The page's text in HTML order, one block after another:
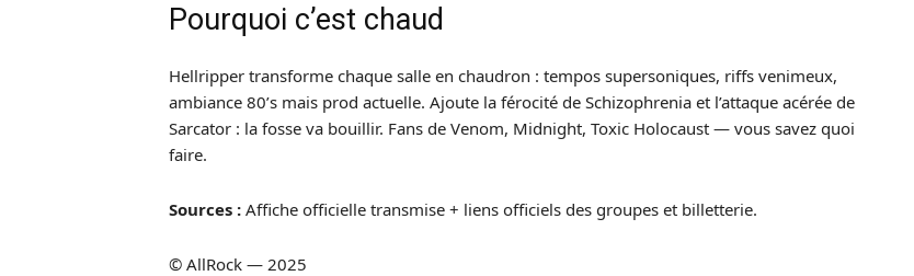
Pourquoi c’est chaud
Hellripper transforme chaque salle en chaudron : tempos supersoniques, riffs venimeux,
ambiance 80’s mais prod actuelle. Ajoute la férocité de Schizophrenia et l’attaque acérée de
Sarcator : la fosse va bouillir. Fans de Venom, Midnight, Toxic Holocaust — vous savez quoi
faire.
Sources : Affiche officielle transmise + liens officiels des groupes et billetterie.
© AllRock — 2025